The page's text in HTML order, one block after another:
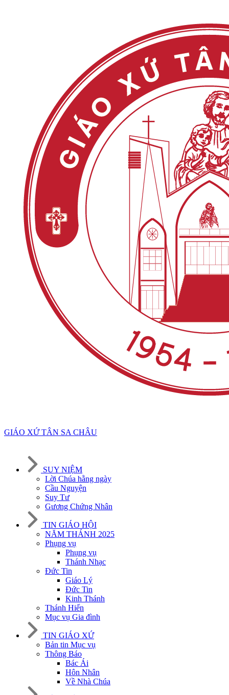
GIÁO XỨ TÂN SA CHÂU
SUY NIỆM
Lời Chúa hằng ngày
Cầu Nguyện
Suy Tư
Gương Chứng Nhân
TIN GIÁO HỘI
NĂM THÁNH 2025
Phụng vụ
Phụng vụ
Thánh Nhạc
Đức Tin
Giáo Lý
Đức Tin
Kinh Thánh
Thánh Hiến
Mục vụ Gia đình
TIN GIÁO XỨ
Bản tin Mục vụ
Thông Báo
Bác Ái
Hôn Nhân
Về Nhà Chúa